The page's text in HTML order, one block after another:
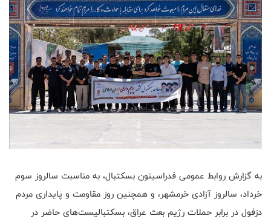
به گزارش روابط عمومی فدراسینون بسکتبال، به مناسبت سالروز سوم
خرداد، سالروز آزادی خرمشهر، و همچنین روز مقاومت و پایداری مردم
دزفول در برابر حملات رژیم بعث عراق، بسکتبالیست‌های حاضر در